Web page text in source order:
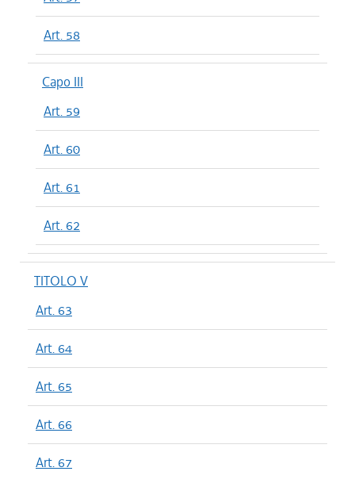
Art. 58
Capo III
Art. 59
Art. 60
Art. 61
Art. 62
TITOLO V
Art. 63
Art. 64
Art. 65
Art. 66
Art. 67